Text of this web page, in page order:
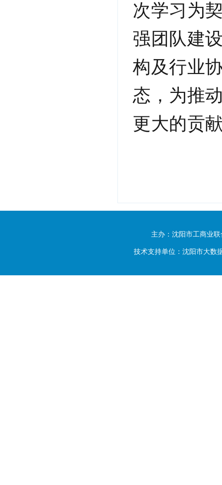
次学习为
强团队建
构及行业
态，为推
更大的贡
主办：沈阳市工商业
技术支持单位：沈阳市大数